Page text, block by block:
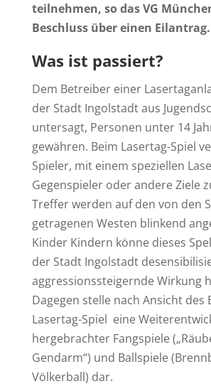
teilnehmen, so das VG
Beschluss über einen Eilantrag.
Was ist passiert?
Dem Betreiber einer
der Stadt Ingolstadt aus
untersagt, Personen unter 14
gewähren. Beim Lasertag-Spiel
Spieler, mit einem speziellen
Gegenspieler oder andere Ziele
Treffer werden auf den von den
getragenen Westen blinkend
Kinder Kindern könne dieses
der Stadt Ingolstadt
aggressionssteigernde Wirkung
Dagegen stelle nach Ansicht des
Lasertag-Spiel eine
hergebrachter Fangspiele
Gendarm“) und Ballspiele
Völkerball) dar.